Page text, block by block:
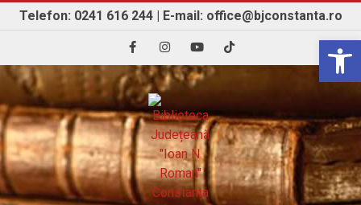
SkipTelefon: 0241 616 244 | E-mail: office@bjconstanta.ro